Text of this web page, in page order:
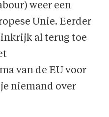
weer een
Unie. Eerder
al terug toe
van de EU voor
niemand over